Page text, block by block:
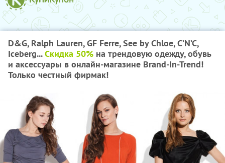
D&G, Ralph Lauren, GF Ferre, See by Chloe, C’N’C,
Iceberg...Скидка 50% на трендовую одежду, обувь
и аксессуары в онлайн-магазине Brand-In-Trend!
Только честный фирмак!